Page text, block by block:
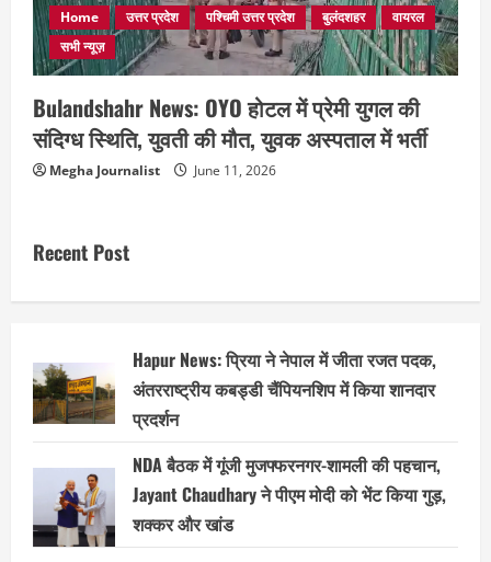
Home उत्तर प्रदेश पश्चिमी उत्तर प्रदेश बुलंदशहर
वायरल
सभी न्यूज़
Bulandshahr News: OYO होटल में प्रेमी युगल की
संदिग्ध स्थिति, युवती की मौत, युवक अस्पताल में भर्ती
Megha Journalist June 11, 2026
Recent Post
Hapur News: प्रिया ने नेपाल में जीता रजत पदक,
अंतरराष्ट्रीय कबड्डी चैंपियनशिप में किया शानदार
प्रदर्शन
NDA बैठक में गूंजी मुजफ्फरनगर-शामली की पहचान,
Jayant Chaudhary ने पीएम मोदी को भेंट किया गुड़,
शक्कर और खांड